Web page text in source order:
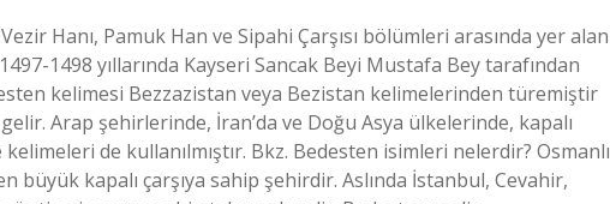
Vezir Hanı, Pamuk Han ve Sipahi Çarşısı bölümleri arasında yer alan
1498 yıllarında Kayseri Sancak Beyi Mustafa Bey tarafından
kelimesi Bezzazistan veya Bezistan kelimelerinden türemiştir
Arap şehirlerinde, İran’da ve Doğu Asya ülkelerinde, kapalı
kelimeleri de kullanılmıştır. Bkz. Bedesten isimleri nelerdir? Osmanlı
kapalı çarşıya sahip şehirdir. Aslında İstanbul, Cevahir,